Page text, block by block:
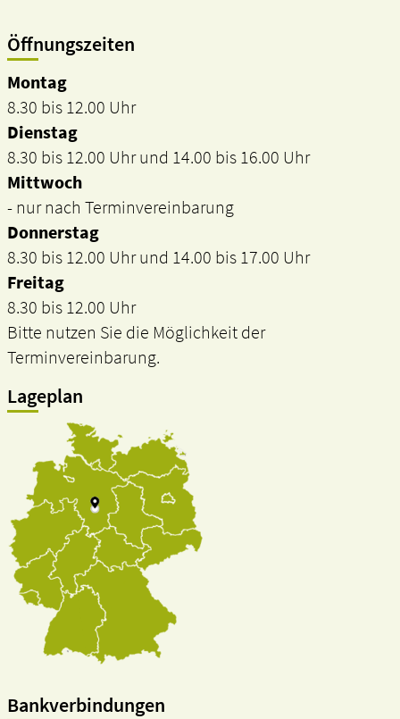
Öffnungszeiten
Montag
8.30 bis 12.00 Uhr
Dienstag
8.30 bis 12.00 Uhr und 14.00 bis 16.00 Uhr
Mittwoch
- nur nach Terminvereinbarung
Donnerstag
8.30 bis 12.00 Uhr und 14.00 bis 17.00 Uhr
Freitag
8.30 bis 12.00 Uhr
Bitte nutzen Sie die Möglichkeit der
Terminvereinbarung.
Lageplan
Bankverbindungen